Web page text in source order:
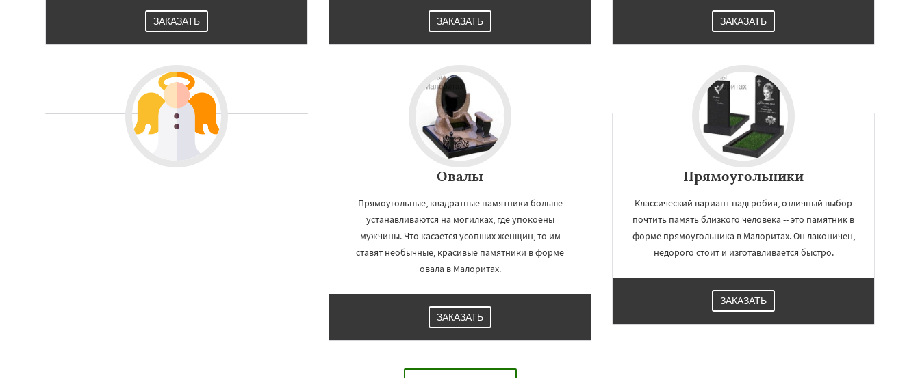
ЗАКАЗАТЬ ЗАКАЗАТЬ ЗАКАЗАТЬ
Овалы
Прямоугольные, квадратные памятники больше
устанавливаются на могилках, где упокоены
мужчины. Что касается усопших женщин, то им
ставят необычные, красивые памятники в форме
овала в Малоритах.
ЗАКАЗАТЬ
Прямоугольники
Классический вариант надгробия, отличный выбор
почтить память близкого человека -- это памятник в
форме прямоугольника в Малоритах. Он лаконичен,
недорого стоит и изготавливается быстро.
ЗАКАЗАТЬ